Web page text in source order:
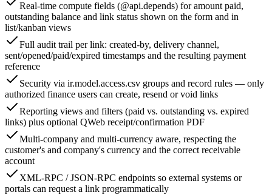
Real-time compute fields (@api.depends) for amount paid,
outstanding balance and link status shown on the form and in
list/kanban views
Full audit trail per link: created-by, delivery channel,
sent/opened/paid/expired timestamps and the resulting payment
reference
Security via ir.model.access.csv groups and record rules — only
authorized finance users can create, resend or void links
Reporting views and filters (paid vs. outstanding vs. expired
links) plus optional QWeb receipt/confirmation PDF
Multi-company and multi-currency aware, respecting the
customer's and company's currency and the correct receivable
account
XML-RPC / JSON-RPC endpoints so external systems or
portals can request a link programmatically